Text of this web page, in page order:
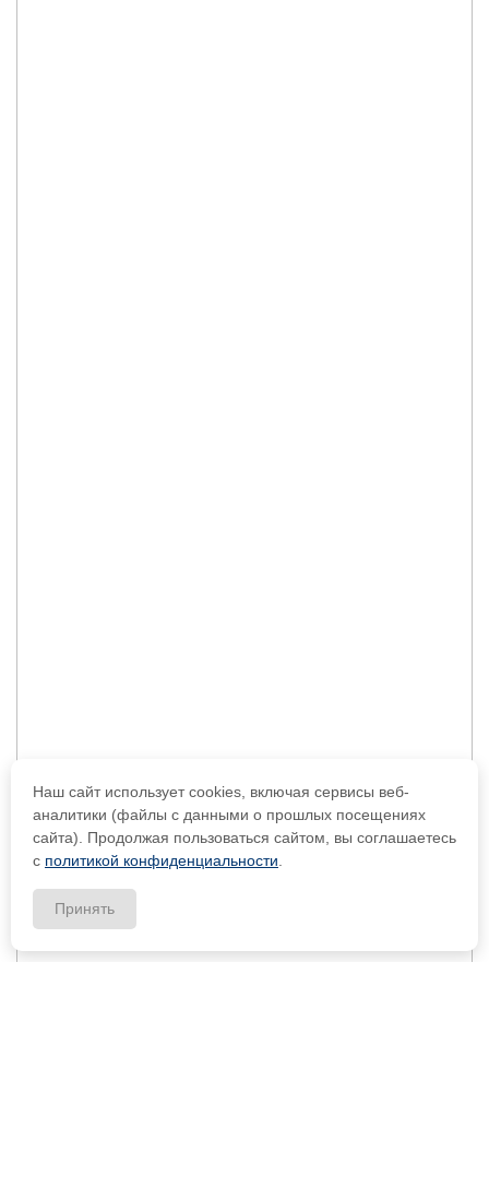
Наш сайт использует cookies, включая сервисы веб-
аналитики (файлы с данными о прошлых посещениях
сайта). Продолжая пользоваться сайтом, вы соглашаетесь
с политикой конфиденциальности
Принять